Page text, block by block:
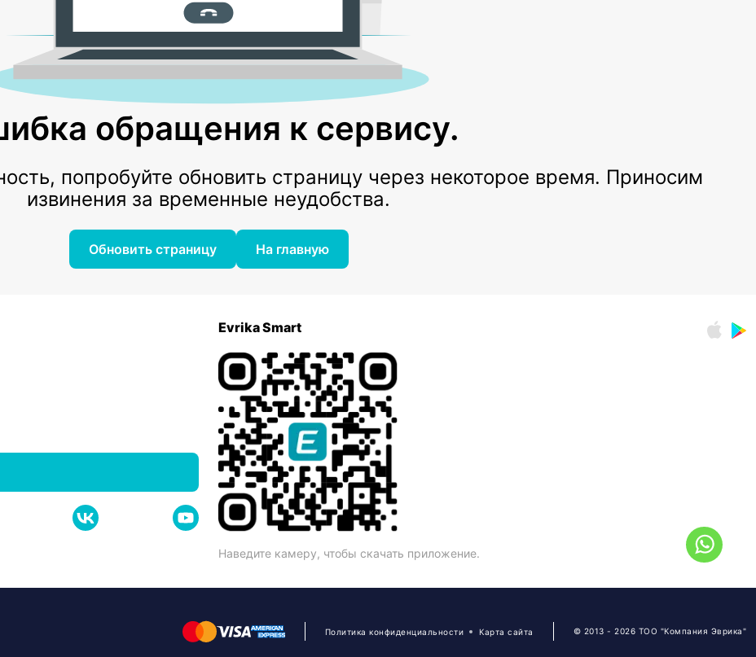
обращения к сервису.
попробуйте обновить страницу через некоторое время. Приносим
извинения за временные неудобства.
Обновить страницу На главную
Evrika Smart
Наведите камеру, чтобы скачать приложение.
Политика конфиденциальности Карта сайта © 2013 - 2026 ТОО "Компания Эврика"